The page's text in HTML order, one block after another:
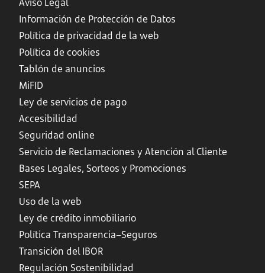
Información de Protección de Datos
Política de privacidad de la web
Política de cookies
Tablón de anuncios
MiFID
Ley de servicios de pago
Accesibilidad
Seguridad online
Servicio de Reclamaciones y Atención al Cliente
Bases Legales, Sorteos y Promociones
SEPA
Uso de la web
Ley de crédito inmobiliario
Política Transparencia–Seguros
Transición del IBOR
Regulación Sostenibilidad